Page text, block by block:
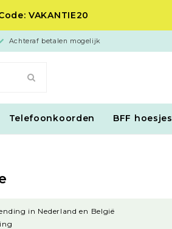
VAKANTIE20
Achteraf betalen mogelijk
Telefoonkoorden BFF hoesjes
in Nederland en België